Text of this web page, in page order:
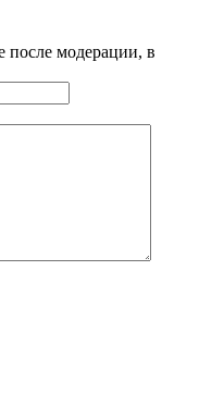
после модерации, в